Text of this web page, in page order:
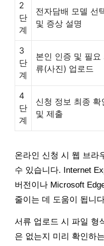
2
단
계
전자담배 모델 선
및 증상 설명
3
단
계
본인 인증 및 필요
류(사진) 업로드
4
단
계
신청 정보 최종 확
및 제출
온라인 신청 시 웹 브라
수 있습니다. Internet
버전이나 Microsoft
줄이는 데 도움이 됩니
서류 업로드 시 파일 형
은 없는지 미리 확인하